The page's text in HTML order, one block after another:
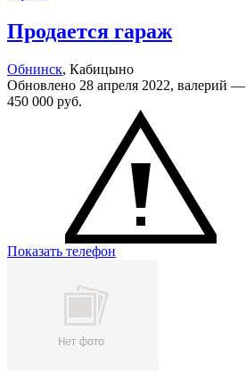
Продается гараж
Обнинск, Кабицыно
Обновлено 28 апреля 2022, валерий —
450 000 руб.
Показать телефон